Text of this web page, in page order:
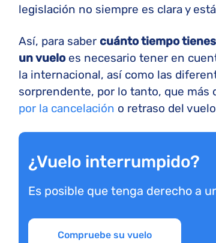
legislación no siempre es clara y
Así, para saber cuánto tiempo
un vueloes necesario tener en
la internacional, así como las
sorprendente, por lo tanto, que más
por la cancelación o retraso del
¿Vuelo interrumpido?
Es posible que tenga derecho a
Compruebe su vuelo